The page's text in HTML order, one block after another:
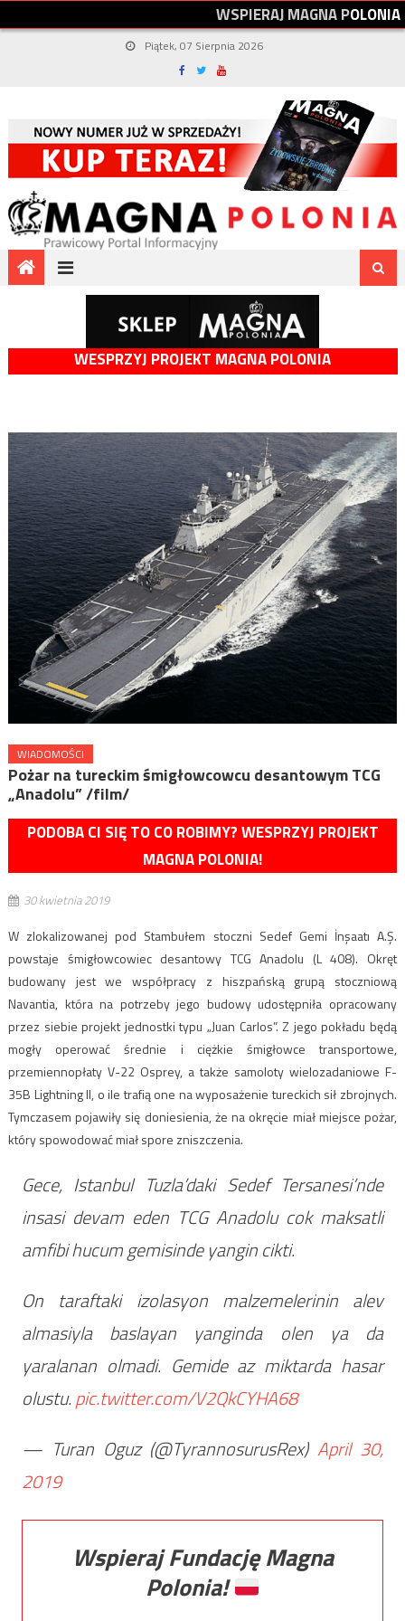
WSPIERAJMAGNAPOLONIA
Piątek, 07 Sierpnia 2026
WESPRZYJ PROJEKT MAGNA POLONIA
WIADOMOŚCI
Pożar na tureckim śmigłowcowcu desantowym TCG
„Anadolu” /film/
PODOBA CI SIĘ TO CO ROBIMY? WESPRZYJ PROJEKT
MAGNA POLONIA!
30 kwietnia 2019
W zlokalizowanej pod Stambułem stoczni Sedef Gemi İnşaatı A.Ş.
powstaje śmigłowcowiec desantowy TCG Anadolu (L 408). Okręt
budowany jest we współpracy z hiszpańską grupą stoczniową
Navantia, która na potrzeby jego budowy udostępniła opracowany
przez siebie projekt jednostki typu „Juan Carlos”. Z jego pokładu będą
mogły operować średnie i ciężkie śmigłowce transportowe,
przemiennopłaty V-22 Osprey, a także samoloty wielozadaniowe F-
35B Lightning II, o ile trafią one na wyposażenie tureckich sił zbrojnych.
Tymczasem pojawiły się doniesienia, że na okręcie miał miejsce pożar,
który spowodować miał spore zniszczenia.
Gece, Istanbul Tuzla’daki Sedef Tersanesi’nde
insasi devam eden TCG Anadolu cok maksatli
amfibi hucum gemisinde yangin cikti.
On taraftaki izolasyon malzemelerinin alev
almasiyla baslayan yanginda olen ya da
yaralanan olmadi. Gemide az miktarda hasar
olustu.pic.twitter.com/V2QkCYHA68
— Turan Oguz (@TyrannosurusRex)April 30,
2019
Wspieraj Fundację Magna
Polonia!